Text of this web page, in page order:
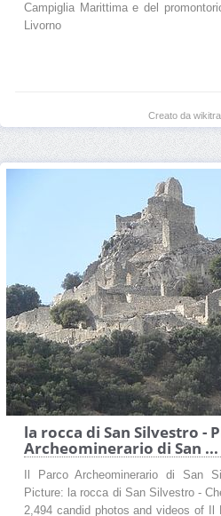
Campiglia Marittima e del
Livorno
Creato da
la rocca di San Silvestro -
Archeominerario di San ...
Il Parco Archeominerario di San
Picture: la rocca di San Silvestro -
2,494 candid photos and videos of Il